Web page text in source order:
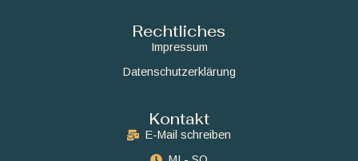
Rechtliches
Impressum
Datenschutzerklärung
Kontakt
E-Mail schreiben